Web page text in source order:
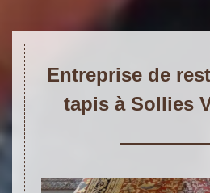
Entreprise de
tapis à Sollies